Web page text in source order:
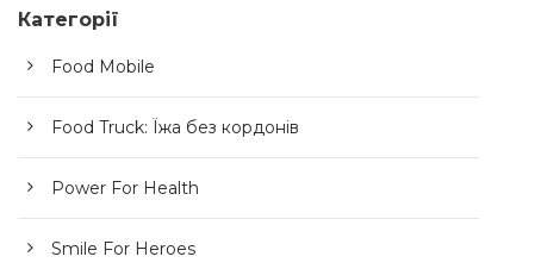
Категорії
Food Mobile
Food Truck: Їжа без кордонів
Power For Health
Smile For Heroes